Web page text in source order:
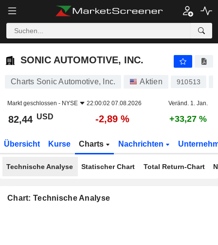
SONIC AUTOMOTIVE, INC. -2,89 %
SONIC AUTOMOTIVE, INC.
Charts Sonic Automotive, Inc. Aktien 910513
Markt geschlossen - NYSE 22:00:02 07.08.2026 Veränd. 1. Jan.
82,44 USD -2,89 % +33,27 %
Übersicht Kurse Charts Nachrichten
Technische Analyse Statischer Chart Total Return-Chart
Chart: Technische Analyse